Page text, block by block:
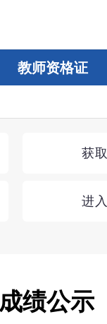
教师资格证
程
获取
进入
绩公示